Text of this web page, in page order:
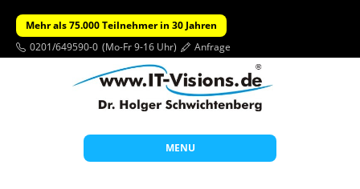
Mehr als 75.000 Teilnehmer in 30 Jahren
0201/649590-0 (Mo-Fr 9-16 Uhr) Anfrage
MENU